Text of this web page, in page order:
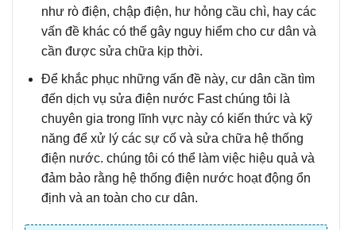
như rò điện, chập điện, hư hỏng cầu chì, hay các
vấn đề khác có thể gây nguy hiểm cho cư dân và
cần được sửa chữa kịp thời.
Để khắc phục những vấn đề này, cư dân cần tìm
đến dịch vụ sửa điện nước Fast chúng tôi là
chuyên gia trong lĩnh vực này có kiến thức và kỹ
năng để xử lý các sự cố và sửa chữa hệ thống
điện nước. chúng tôi có thể làm việc hiệu quả và
đảm bảo rằng hệ thống điện nước hoạt động ổn
định và an toàn cho cư dân.